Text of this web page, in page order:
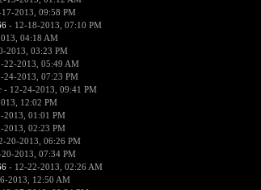
2013, 09:58 PM
- 12-18-2013, 07:10 PM
04:18 AM
2013, 03:23 PM
2013, 05:49 AM
2013, 07:23 PM
- 12-24-2013, 09:41 PM
12:02 PM
01:01 PM
02:23 PM
20-2013, 06:26 PM
2013, 07:34 PM
- 12-22-2013, 02:26 AM
2013, 12:50 AM